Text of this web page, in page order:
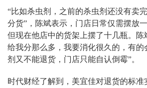
“比如杀虫剂，之前的杀虫剂还没有卖
分货”，陈斌表示，门店日常仅需摆放
但现在他店中的货架上摆了十几瓶。陈
给我分那么多，我要消化很久的，有的
剂又不能退货，门店只能自认倒霉”。
时代财经了解到，美宜佳对退货的标